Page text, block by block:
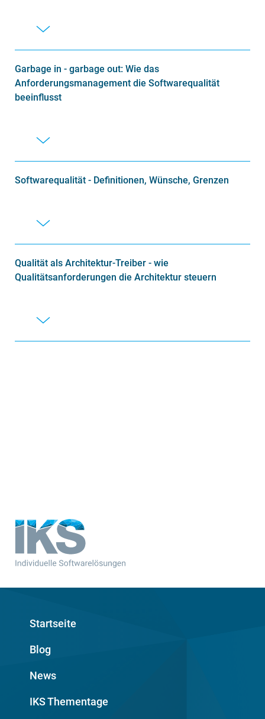
Garbage in - garbage out: Wie das
Anforderungsmanagement die Softwarequalität
beeinflusst
Softwarequalität - Definitionen, Wünsche, Grenzen
Qualität als Architektur-Treiber - wie
Qualitätsanforderungen die Architektur steuern
Startseite
Blog
News
IKS Thementage